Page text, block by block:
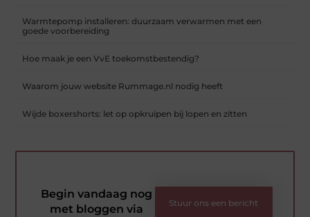
Warmtepomp installeren: duurzaam verwarmen met een
goede voorbereiding
Hoe maak je een VvE toekomstbestendig?
Waarom jouw website Rummage.nl nodig heeft
Wijde boxershorts: let op opkruipen bij lopen en zitten
Begin vandaag nog
met bloggen via
Stuur ons een bericht